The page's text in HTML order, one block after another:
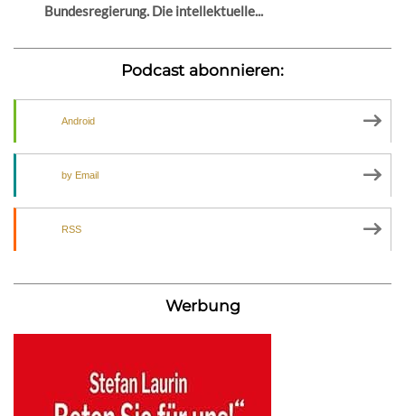
Bundesregierung. Die intellektuelle...
Podcast abonnieren:
Android
by Email
RSS
Werbung